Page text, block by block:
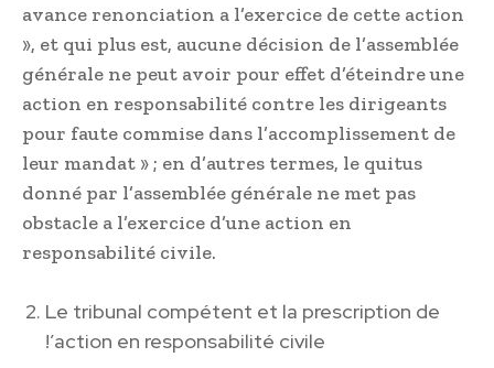
avance renonciation a l’exercice de cette action
», et qui plus est, aucune décision de l’assemblée
générale ne peut avoir pour effet d’éteindre une
action en responsabilité contre les dirigeants
pour faute commise dans l’accomplissement de
leur mandat » ; en d’autres termes, le quitus
donné par l’assemblée générale ne met pas
obstacle a l’exercice d’une action en
responsabilité civile.
Le tribunal compétent et la prescription de
!’action en responsabilité civile